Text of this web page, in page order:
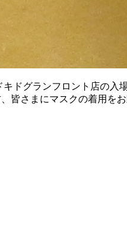
ドグランフロント店の入
皆さまにマスクの着用を